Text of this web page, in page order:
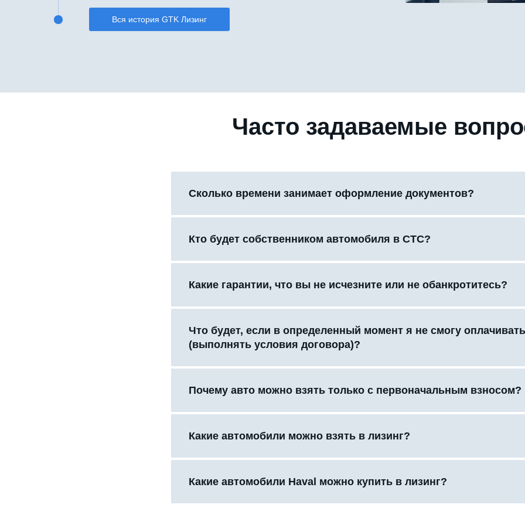
Вся история GTK Лизинг
Часто задаваемые
Сколько времени занимает оформление документов?
Кто будет собственником автомобиля в СТС?
Какие гарантии, что вы не исчезните или не обанкротитесь?
Что будет, если в определенный момент я не смогу
(выполнять условия договора)?
Почему авто можно взять только с первоначальным взносом?
Какие автомобили можно взять в лизинг?
Какие автомобили Haval можно купить в лизинг?